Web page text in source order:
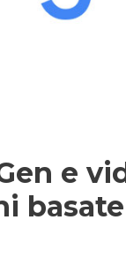
e
basate